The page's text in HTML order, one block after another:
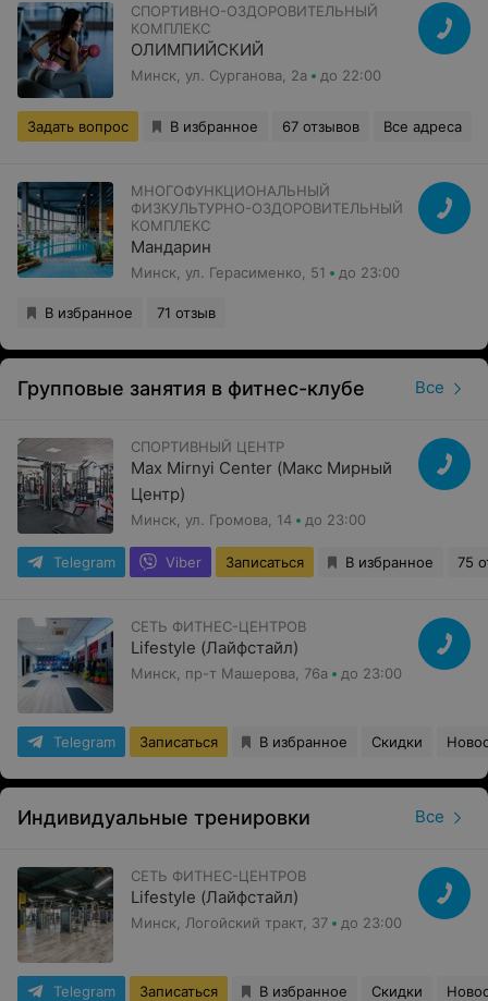
СПОРТИВНО-ОЗДОРОВИТЕЛЬНЫЙ
КОМПЛЕКС
ОЛИМПИЙСКИЙ
Минск, ул. Сурганова, 2а до 22:00
Задать вопрос В избранное 67 отзывов Все адреса
МНОГОФУНКЦИОНАЛЬНЫЙ
ФИЗКУЛЬТУРНО-ОЗДОРОВИТЕЛЬНЫЙ
КОМПЛЕКС
Мандарин
Минск, ул. Герасименко, 51 до 23:00
В избранное 71 отзыв
Групповые занятия в фитнес-клубе Все
СПОРТИВНЫЙ ЦЕНТР
Max Mirnyi Center (Макс Мирный
Центр)
Минск, ул. Громова, 14 до 23:00
Telegram Viber Записаться В избранное 75
СЕТЬ ФИТНЕС-ЦЕНТРОВ
Lifestyle (Лайфстайл)
Минск, пр-т Машерова, 76а до 23:00
Telegram Записаться В избранное Скидки
Индивидуальные тренировки Все
СЕТЬ ФИТНЕС-ЦЕНТРОВ
Lifestyle (Лайфстайл)
Минск, Логойский тракт, 37 до 23:00
Telegram Записаться В избранное Скидки